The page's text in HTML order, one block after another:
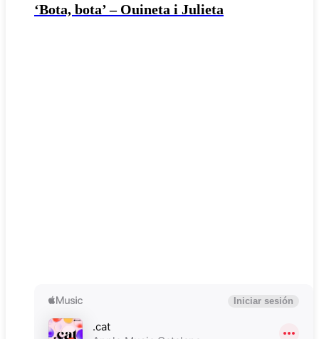
‘Bota, bota’ – Ouineta i Julieta